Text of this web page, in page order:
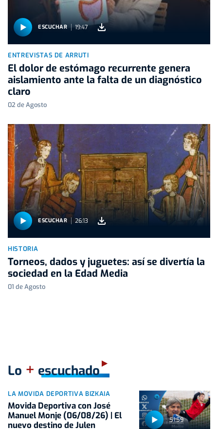
ESCUCHAR 19:47
ENTREVISTAS DE ARRUTI
El dolor de estómago recurrente genera
aislamiento ante la falta de un diagnóstico
claro
02 de Agosto
ESCUCHAR 26:13
HISTORIA
Torneos, dados y juguetes: así se divertía la
sociedad en la Edad Media
01 de Agosto
Lo + escuchado
51:59
LA MOVIDA DEPORTIVA BIZKAIA
Movida Deportiva con José
Manuel Monje (06/08/26) | El
nuevo destino de Julen